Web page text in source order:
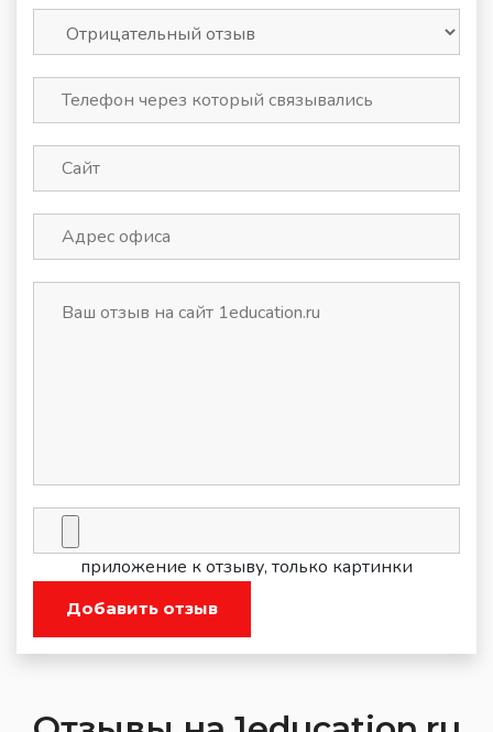
приложение к отзыву, только картинки
Добавить отзыв